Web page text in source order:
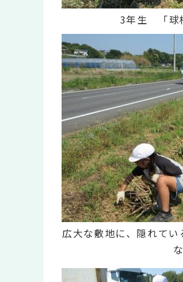
3年生 「球
広大な敷地に、隠れて